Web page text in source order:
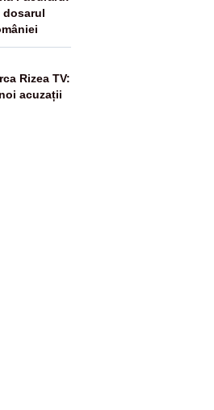
dosarul
Rizea TV:
acuzații